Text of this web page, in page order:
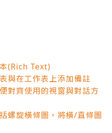
(Rich Text)
與在工作表上添加備註
對齊使用的視窗與對話方
螺旋橫條圖，將橫/直條圖